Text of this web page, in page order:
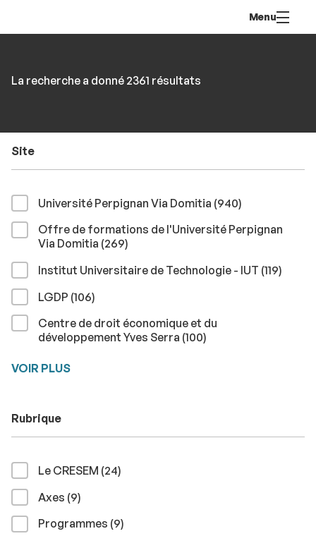
contenu
Menu
par
La recherche a donné 2361 résultats
Site
Université Perpignan Via Domitia (940résultats
)
Offre de formations de l'Université Perpignan
Via Domitia (269résultats
)
Institut Universitaire de Technologie - IUT (119)
LGDP (106résultats
)
Centre de droit économique et du
développement Yves Serra (100résultats
)
VOIR PLUS
Rubrique
Le CRESEM (24résultats
)
Axes (9résultats
)
Programmes (9résultats
)